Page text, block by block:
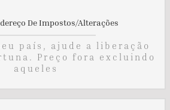
De Impostos/alterações
país, ajude a liberação
Preço fora excluindo
aqueles